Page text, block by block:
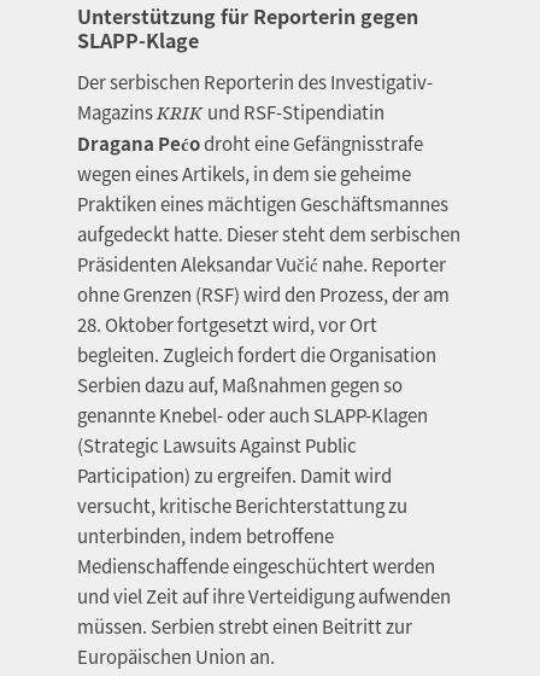
Unterstützung für Reporterin gegen
SLAPP-Klage
Der serbischen Reporterin des Investigativ-
Magazins KRIK und RSF-Stipendiatin
Dragana Pećodroht eine Gefängnisstrafe
wegen eines Artikels, in dem sie geheime
Praktiken eines mächtigen Geschäftsmannes
aufgedeckt hatte. Dieser steht dem serbischen
Präsidenten Aleksandar Vučić nahe. Reporter
ohne Grenzen (RSF) wird den Prozess, der am
28. Oktober fortgesetzt wird, vor Ort
begleiten. Zugleich fordert die Organisation
Serbien dazu auf, Maßnahmen gegen so
genannte Knebel- oder auch SLAPP-Klagen
(Strategic Lawsuits Against Public
Participation) zu ergreifen. Damit wird
versucht, kritische Berichterstattung zu
unterbinden, indem betroffene
Medienschaffende eingeschüchtert werden
und viel Zeit auf ihre Verteidigung aufwenden
müssen. Serbien strebt einen Beitritt zur
Europäischen Union an.